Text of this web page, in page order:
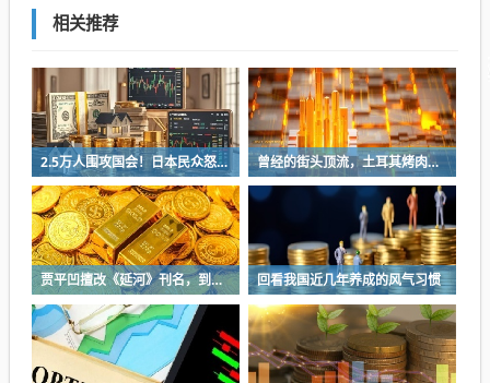
相关推荐
2.5万人围攻国会！日本民众怒了：让她下台！ 曾经的街头顶流，土耳其烤肉为什么消失了？
贾平凹擅改《延河》刊名，到底错在哪里？这三点才是问题的关键 回看我国近几年养成的风气习惯